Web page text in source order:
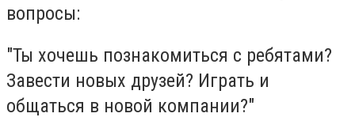
вопросы:
"Ты хочешь познакомиться с ребятами?
Завести новых друзей? Играть и
общаться в новой компании?"